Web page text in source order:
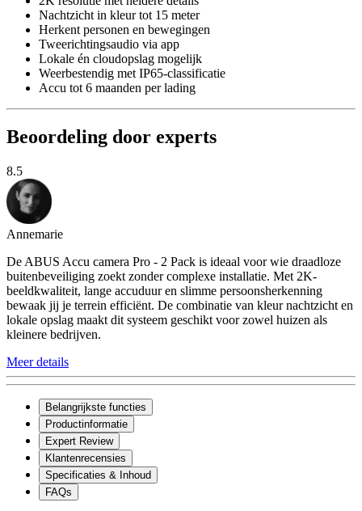
Nachtzicht in kleur tot 15 meter
Herkent personen en bewegingen
Tweerichtingsaudio via app
Lokale én cloudopslag mogelijk
Weerbestendig met IP65-classificatie
Accu tot 6 maanden per lading
Beoordeling door experts
8.5
Annemarie
De ABUS Accu camera Pro - 2 Pack is ideaal voor wie draadloze
buitenbeveiliging zoekt zonder complexe installatie. Met 2K-
beeldkwaliteit, lange accuduur en slimme persoonsherkenning
bewaak jij je terrein efficiënt. De combinatie van kleur nachtzicht en
lokale opslag maakt dit systeem geschikt voor zowel huizen als
kleinere bedrijven.
Meer details
Belangrijkste functies
Productinformatie
Expert Review
Klantenrecensies
Specificaties & Inhoud
FAQs